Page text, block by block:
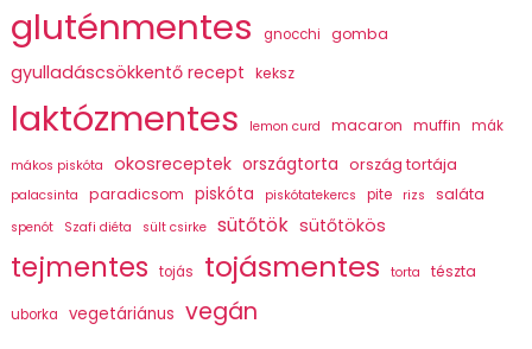
gluténmentes gnocchi gomba
gyulladáscsökkentő recept keksz
laktózmentes lemon curd macaron muffin mák
mákos piskóta okosreceptek országtorta ország tortája
palacsinta paradicsom piskóta piskótatekercs pite rizs saláta
spenót Szafi diéta sült csirke sütőtök sütőtökös
tejmentes tojás tojásmentes torta tészta
uborka vegetáriánus vegán